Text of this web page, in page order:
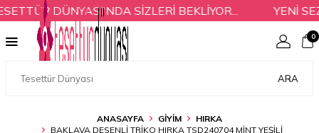
DÜNYASI'NDA SİZLERİ BEKLİYOR... YENİ
ARA
0
ANASAYFA GİYİM
HIRKA
BAKLAVA DESENLI TRIKO HIRKA TSD240704 MINT YEŞILI